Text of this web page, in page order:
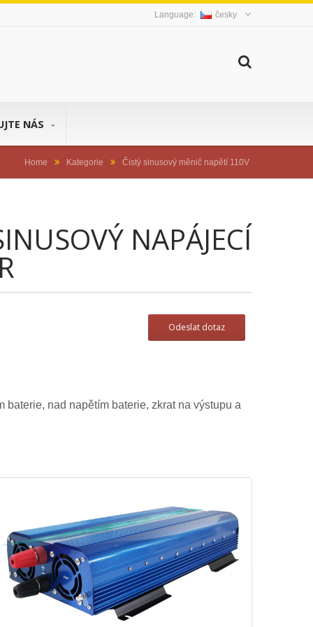
česky
NÁS
Home Kategorie Čistý sinusový měnič napětí 110V
NAPÁJECÍ
Odeslat dotaz
nad napětím baterie, zkrat na výstupu a